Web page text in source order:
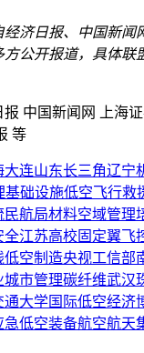
经济日报、中国新闻
方公开报道，具体联
报 中国新闻网 上海
等
大连山东长三角辽宁
基础设施低空飞行救
民航局材料空域管理
全江苏高校固定翼飞
低空制造央视工信部
城市管理碳纤维武汉
通大学国际低空经济
急低空装备航空航天